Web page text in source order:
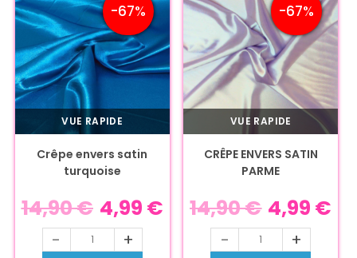
-67%
VUE RAPIDE
Crêpe envers satin
turquoise
14,90€ 4,99 €
- +
-67%
VUE RAPIDE
CRÊPE ENVERS SATIN
PARME
14,90€ 4,99 €
- +